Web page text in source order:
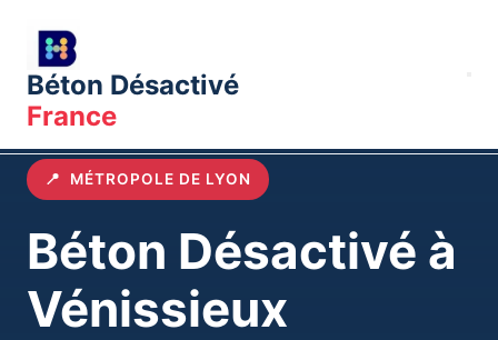
Béton Désactivé
France
Accueil Villes
📍 MÉTROPOLE DE LYON
Béton Désactivé à
Vénissieux